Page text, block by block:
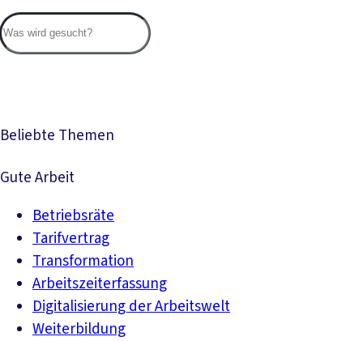
Beliebte Themen
Gute Arbeit
Betriebsräte
Tarifvertrag
Transformation
Arbeitszeiterfassung
Digitalisierung der Arbeitswelt
Weiterbildung